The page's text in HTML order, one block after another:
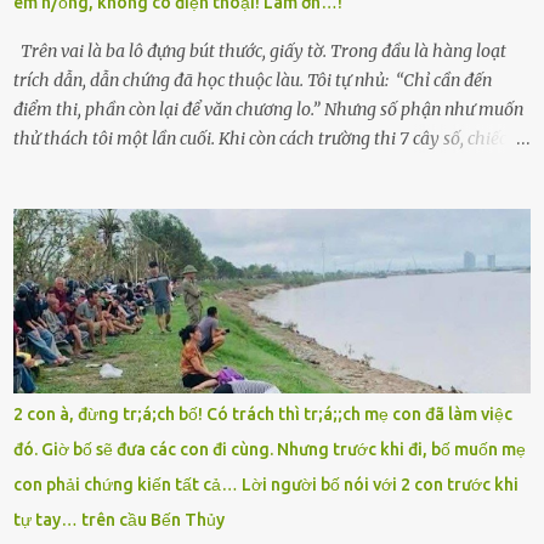
thì chỉ toàn đất sỏi đá và khốn khó. Năm đó, Trí đỗ Đại học Bách
Khoa Hà...
Trên vai là ba lô đựng bút thước, giấy tờ. Trong đầu là hàng loạt
trích dẫn, dẫn chứng đã học thuộc làu. Tôi tự nhủ: “Chỉ cần đến
điểm thi, phần còn lại để văn chương lo.” Nhưng số phận như muốn
thử thách tôi một lần cuối. Khi còn cách trường thi 7 cây số, chiếc xe
sực nhớ – điện thoại đang sạc, sáng nay quên mang theo! Giữa con
đường thưa thớt người qua lại, tôi hoảng loạn vẫy tay xin đi nhờ. –
Chú ơi, cháu đi thi, xe hỏng rồi! Làm ơn cho cháu đi nhờ với! – Cô ơi,
giúp cháu với, cháu không có điện thoại… Người thì lắc đầu. Người
thì tăng ga tránh xa như né một kẻ lừa đảo. Tôi gào lên giữa đường
như một kẻ mất trí. Vô ích. 6h10. Còn hơn 30 phút nữa. Trong đầu
tôi chỉ có một lựa chọn duy nhất: chạy. Tôi quăng xe vào vệ đường,
rút tờ giấy báo dự thi nhét túi áo, đeo ba lô và chạy . Chạy miết.
Chạy không ngừng. Qua ngã...
2 con à, đừng tr;á;ch bố! Có trách thì tr;á;;ch mẹ con đã làm việc
đó. Giờ bố sẽ đưa các con đi cùng. Nhưng trước khi đi, bố muốn mẹ
con phải chứng kiến tất cả… Lời người bố nói với 2 con trước khi
tự tay… trên cầu Bến Thủy